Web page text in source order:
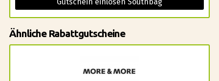
Ähnliche Rabattgutscheine